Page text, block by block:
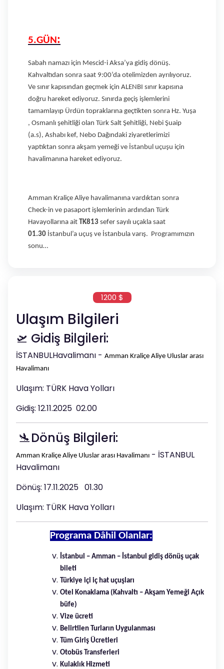
5.GÜN:
Sabah namazı için Mescid-i Aksa’ya gidiş dönüş.
Kahvaltıdan sonra saat 9:00’da otelimizden ayrılıyoruz.
Ve sınır kapısından geçmek için ALENBI sınır kapısına
doğru hareket ediyoruz. Sınırda geçiş işlemlerini
tamamlayıp Ürdün topraklarına geçtikten sonra Hz. Yuşa
, Osmanlı şehitliği olan Türk Salt Şehitliği, Nebi Şuaip
(a.s), Ashabı kef, Nebo Dağındaki ziyaretlerimizi
yaptıktan sonra akşam yemeği ve İstanbul uçuşu için
havalimanına hareket ediyoruz.
Amman Kraliçe Aliye havalimanına vardıktan sonra
Check-in ve pasaport işlemlerinin ardından Türk
Havayollarına ait
TK813 sefer sayılı uçakla saat
01.30 İstanbul’a uçuş ve İstanbula varış. Programımızın
sonu…
1200 $
Ulaşım Bilgileri
🛫 Gidiş Bilgileri:
İSTANBULHavalimanı - Amman Kraliçe Aliye Uluslar arası
Havalimanı
Ulaşım: TÜRK Hava Yolları
Gidiş: 12.11.2025 02.00
🛬Dönüş Bilgileri:
Amman Kraliçe Aliye Uluslar arası Havalimanı - İSTANBUL
Havalimanı
Dönüş: 17.11.2025 01.30
Ulaşım: TÜRK Hava Yolları
Programa Dâhil Olanlar:
İstanbul – Amman – İstanbul gidiş dönüş uçak
bileti
Türkiye içi iç hat uçuşları
Otel Konaklama (Kahvaltı – Akşam Yemeği Açık
büfe)
Vize ücreti
Belirtilen Turların Uygulanması
Tüm Giriş Ücretleri
Otobüs Transferleri
Kulaklık Hizmeti